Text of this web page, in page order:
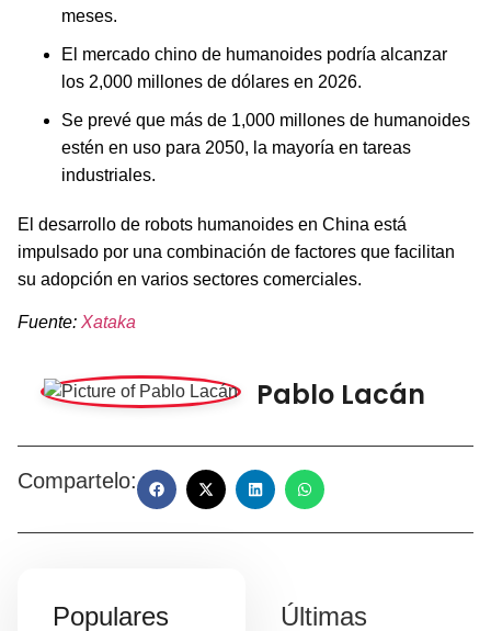
meses.
El mercado chino de humanoides podría alcanzar
los 2,000 millones de dólares en 2026.
Se prevé que más de 1,000 millones de humanoides
estén en uso para 2050, la mayoría en tareas
industriales.
El desarrollo de robots humanoides en China está
impulsado por una combinación de factores que facilitan
su adopción en varios sectores comerciales.
Fuente: Xataka
Pablo Lacán
Compartelo:
Populares
Últimas